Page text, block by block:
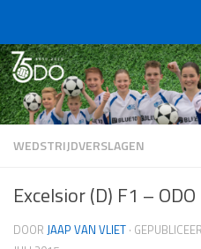
WEDSTRIJDVERSLAGEN
Excelsior (D) F1 –
DOOR JAAP VAN VLIET ·